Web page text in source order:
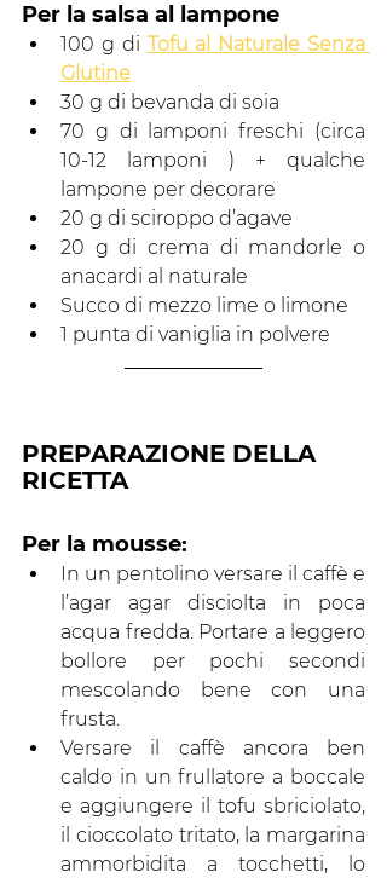
Per la salsa al lampone
100 g di Tofu al Naturale Senza
Glutine
30 g di bevanda di soia
70 g di lamponi freschi (circa
10-12 lamponi ) + qualche
lampone per decorare
20 g di sciroppo d’agave
20 g di crema di mandorle o
anacardi al naturale
Succo di mezzo lime o limone
1 punta di vaniglia in polvere
PREPARAZIONE DELLA
RICETTA
Per la mousse:
In un pentolino versare il caffè e
l’agar agar disciolta in poca
acqua fredda. Portare a leggero
bollore per pochi secondi
mescolando bene con una
frusta.
Versare il caffè ancora ben
caldo in un frullatore a boccale
e aggiungere il tofu sbriciolato,
il cioccolato tritato, la margarina
ammorbidita a tocchetti, lo